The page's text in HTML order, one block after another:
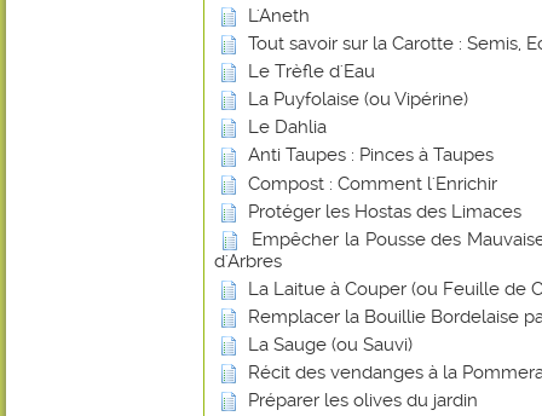
L'Aneth
Tout savoir sur la Carotte : Semis,
Le Trèfle d'Eau
La Puyfolaise (ou Vipérine)
Le Dahlia
Anti Taupes : Pinces à Taupes
Compost : Comment l'Enrichir
Protéger les Hostas des Limaces
Empêcher la Pousse des
d'Arbres
La Laitue à Couper (ou Feuille de
Remplacer la Bouillie Bordelaise
La Sauge (ou Sauvi)
Récit des vendanges à la
Préparer les olives du jardin